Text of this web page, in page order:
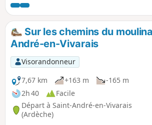
(500m). Les points de vue sont typiquement
ardéchois, et changent pratiquement à
chaque virage.
Sur les chemins du
André-en-Vivarais
Visorandonneur
7,67 km
+163 m
-165 m
2h 40
Facile
Départ à Saint-André-en-Vivarais
(Ardèche)